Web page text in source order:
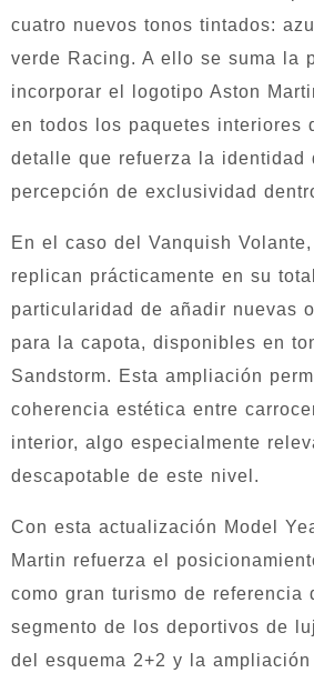
cuatro nuevos tonos tintados:
verde Racing. A ello se suma la
incorporar el logotipo Aston
en todos los paquetes interiores
detalle que refuerza la identidad
percepción de exclusividad
En el caso del Vanquish
replican prácticamente en su
particularidad de añadir nuevas
para la capota, disponibles en
Sandstorm. Esta ampliación
coherencia estética entre
interior, algo especialmente
descapotable de este nivel.
Con esta actualización Model
Martin refuerza el
como gran turismo de referencia
segmento de los deportivos de
del esquema 2+2 y la